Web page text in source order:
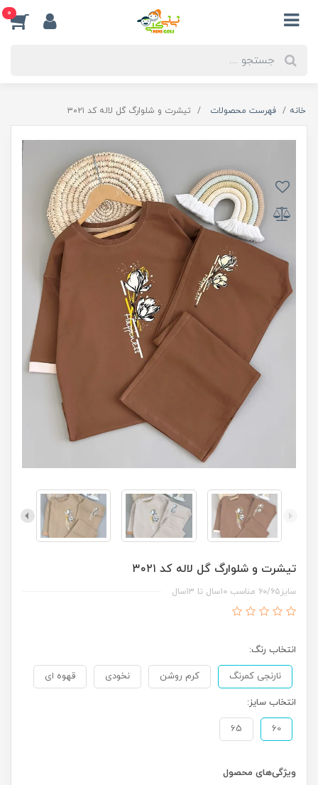
0
خانه فهرست محصولات تیشرت و شلوارگ گل لاله کد ۳۰۲۱
تیشرت و شلوارگ گل لاله کد ۳۰۲۱
سایز۶۰/۶۵ مناسب ۱۰سال تا ۱۳سال
انتخاب رنگ:
نارنجی کمرنگ کرم روشن نخودی قهوه ای
انتخاب سایز:
60
65
ویژگی‌های محصول